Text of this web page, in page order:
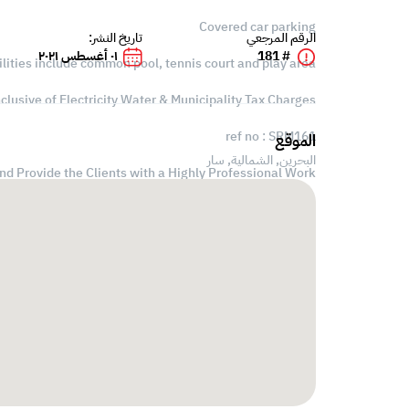
Covered car parking
include common pool, tennis court and play area...
of Electricity Water & Municipality Tax Charges
ref no : SRM161
Provide the Clients with a Highly Professional Work.
الرقم المرجعي
# 181
تاريخ النشر:
٠١ أغسطس ٢٠٢١
الموقع
البحرين, الشمالية, سار